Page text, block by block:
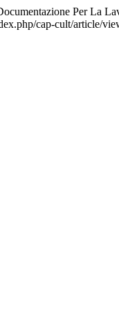
Per La
cap-cult/article/